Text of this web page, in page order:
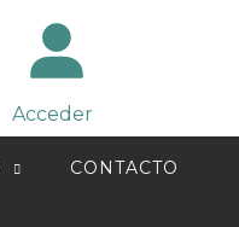
Acceder
CONTACTO